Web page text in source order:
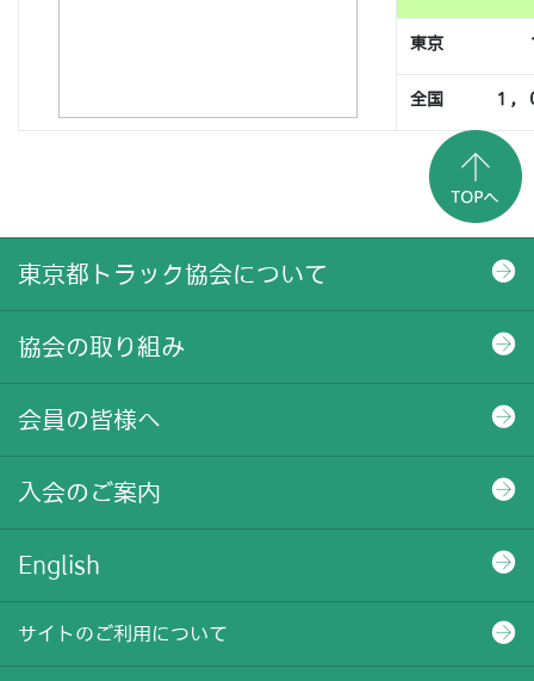
東京 １１７
全国 １，０
東京都トラック協会について
協会の取り組み
会員の皆様へ
入会のご案内
English
サイトのご利用について